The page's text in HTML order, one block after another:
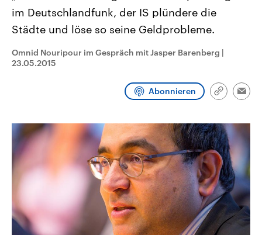
September 2026 einen neuen
Landtag. Seit 2021 wird das
Bundesland von einer Koalition aus
Umfragen, Prognosen,
Wahlprogramme, aktuelle Berichte
und Hintergründe zu den Parteien
gehören die Vereinigten
den mächtigsten Ländern
mit großem Einfluss auf
aktuelle Weltgeschehen.
Sendungen
im Deutschlandfunk, der IS plündere die
Städte und löse so seine Geldprobleme.
Omnid Nouripour im Gespräch mit Jasper Barenberg |
23.05.2015
Abonnieren
Link